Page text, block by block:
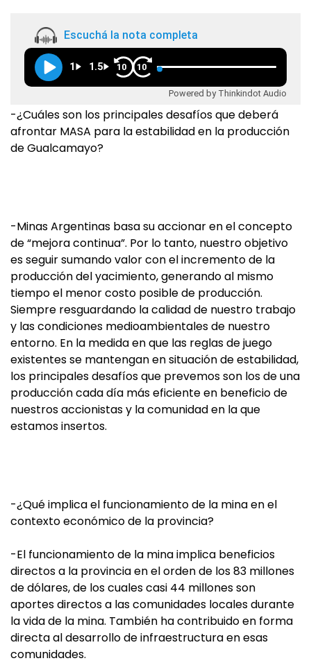
Escuchá la nota completa
1 1.5 10 10
Powered by Thinkindot Audio
-¿Cuáles son los principales desafíos que deberá
afrontar MASA para la estabilidad en la producción
de Gualcamayo?
-Minas Argentinas basa su accionar en el concepto
de “mejora continua”. Por lo tanto, nuestro objetivo
es seguir sumando valor con el incremento de la
producción del yacimiento, generando al mismo
tiempo el menor costo posible de producción.
Siempre resguardando la calidad de nuestro trabajo
y las condiciones medioambientales de nuestro
entorno. En la medida en que las reglas de juego
existentes se mantengan en situación de estabilidad,
los principales desafíos que prevemos son los de una
producción cada día más eficiente en beneficio de
nuestros accionistas y la comunidad en la que
estamos insertos.
-¿Qué implica el funcionamiento de la mina en el
contexto económico de la provincia?
-El funcionamiento de la mina implica beneficios
directos a la provincia en el orden de los 83 millones
de dólares, de los cuales casi 44 millones son
aportes directos a las comunidades locales durante
la vida de la mina. También ha contribuido en forma
directa al desarrollo de infraestructura en esas
comunidades.